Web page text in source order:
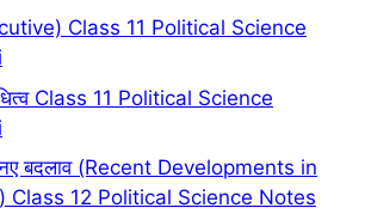
Class 11 Political Science
Class 11 Political Science
नए बदलाव (Recent Developments in
Class 12 Political Science Notes